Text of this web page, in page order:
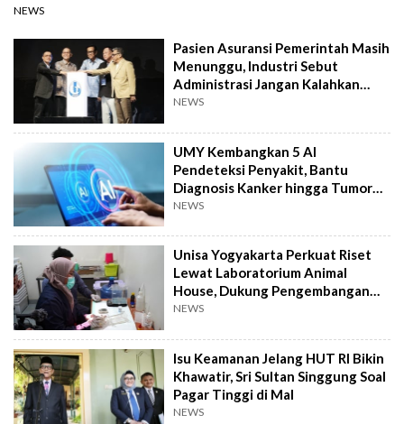
NEWS
Pasien Asuransi Pemerintah Masih
Menunggu, Industri Sebut
Administrasi Jangan Kalahkan
Kemanusiaan
NEWS
UMY Kembangkan 5 AI
Pendeteksi Penyakit, Bantu
Diagnosis Kanker hingga Tumor
Otak Lebih Cepat
NEWS
Unisa Yogyakarta Perkuat Riset
Lewat Laboratorium Animal
House, Dukung Pengembangan
Kandidat Obat
NEWS
Isu Keamanan Jelang HUT RI Bikin
Khawatir, Sri Sultan Singgung Soal
Pagar Tinggi di Mal
NEWS